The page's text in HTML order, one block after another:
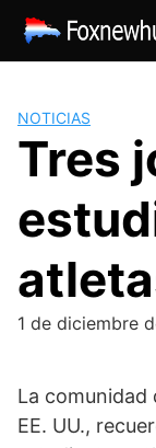
Saltar
contenido
NOTICIAS
Tres
1 de diciembre
La comunidad
EE. UU.,